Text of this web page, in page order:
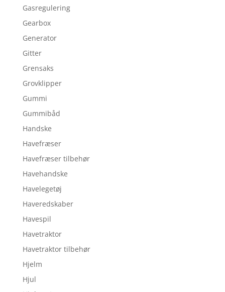
Gasregulering
Gearbox
Generator
Gitter
Grensaks
Grovklipper
Gummi
Gummibåd
Handske
Havefræser
Havefræser tilbehør
Havehandske
Havelegetøj
Haveredskaber
Havespil
Havetraktor
Havetraktor tilbehør
Hjelm
Hjul